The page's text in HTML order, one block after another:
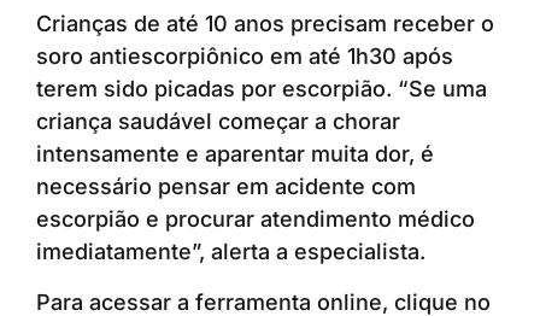
Crianças de até 10 anos precisam receber o
soro antiescorpiônico em até 1h30 após
terem sido picadas por escorpião. “Se uma
criança saudável começar a chorar
intensamente e aparentar muita dor, é
necessário pensar em acidente com
escorpião e procurar atendimento médico
imediatamente”, alerta a especialista.
Para acessar a ferramenta online, clique no